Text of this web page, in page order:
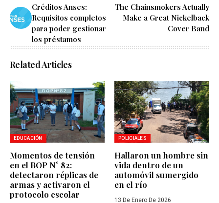
Créditos Anses:
Requisitos completos
para poder gestionar
los préstamos
The Chainsmokers Actually
Make a Great Nickelback
Cover Band
Related Articles
EDUCACIÓN
Momentos de tensión
en el BOP N° 82:
detectaron réplicas de
armas y activaron el
protocolo escolar
POLICIALES
Hallaron un hombre sin
vida dentro de un
automóvil sumergido
en el río
13 De Enero De 2026